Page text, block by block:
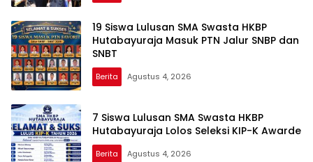
19 Siswa Lulusan SMA Swasta HKBP
Hutabayuraja Masuk PTN Jalur SNBP dan
SNBT
Berita Agustus 4, 2026
7 Siswa Lulusan SMA Swasta HKBP
Hutabayuraja Lolos Seleksi KIP-K Awarde
Berita Agustus 4, 2026